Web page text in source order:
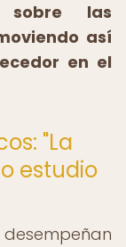
sobre las
así
en el
"La
estudio